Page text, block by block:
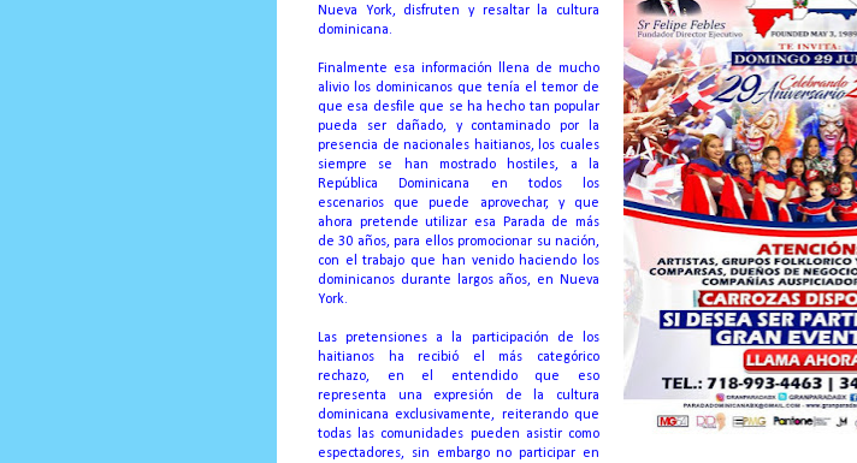
Nueva York, disfruten y resaltar la cultura
dominicana.
Finalmente esa información llena de mucho
alivio los dominicanos que tenía el temor de
que esa desfile que se ha hecho tan popular
pueda ser dañado, y contaminado por la
presencia de nacionales haitianos, los cuales
siempre se han mostrado hostiles, a la
República Dominicana en todos los
escenarios que puede aprovechar, y que
ahora pretende utilizar esa Parada de más
de 30 años, para ellos promocionar su nación,
con el trabajo que han venido haciendo los
dominicanos durante largos años, en Nueva
York.
Las pretensiones a la participación de los
haitianos ha recibió el más categórico
rechazo, en el entendido que eso
representa una expresión de la cultura
dominicana exclusivamente, reiterando que
todas las comunidades pueden asistir como
espectadores, sin embargo no participar en